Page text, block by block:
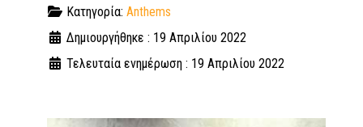
Κατηγορία: Anthems
Δημιουργήθηκε : 19 Απριλίου 2022
Τελευταία ενημέρωση : 19 Απριλίου 2022